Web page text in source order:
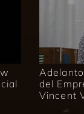
del
Vincent